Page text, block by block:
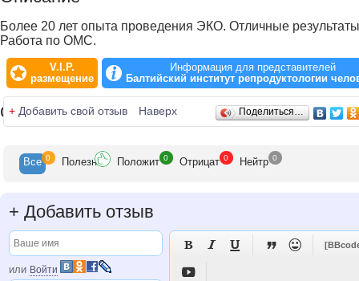
Более 20 лет опыта проведения ЭКО. Отличные
Работа по ОМС.
V.I.P.
размещение
Информация для представителей
Балтийский институт репродуктологии
Отзывы
+ Добавить свой отзыв Наверх Поделиться…
Все 0 Полезн Положит 0 Отрицат 0 Нейтр 0
+ Добавить отзыв
или Войти
   

